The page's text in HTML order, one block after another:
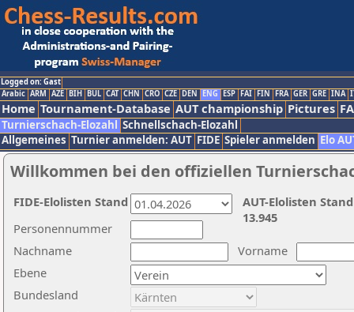
Logged on: Gast
Arabic ARM AZE BIH BUL CAT CHN CRO CZE DEN ENG ESP FAI FIN FRA GER GRE INA
Home Tournament-Database AUT championship Pictures
Turnierschach-Elozahl Schnellschach-Elozahl
Allgemeines Turnier anmelden: AUT FIDE Spieler anmelden Elo
Willkommen bei den offiziellen
Nachname
Vorname
Ebene
Personennummer
Bundesland
AUT-Elolisten
13.945
FIDE-Elolisten Stand